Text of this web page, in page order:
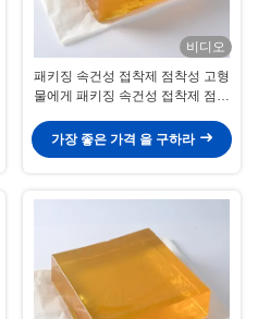
비디오
패키징 속건성 접착제 점착성 고형
물에게 패키징 속건성 접착제 점착
가장 좋은 가격 을 구하라